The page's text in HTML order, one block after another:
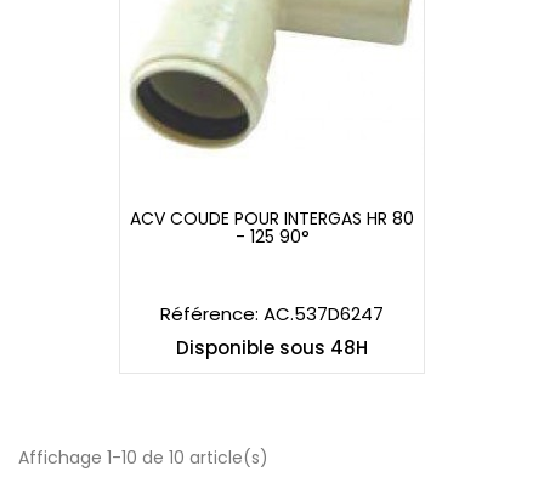
ACV COUDE POUR INTERGAS HR 80
- 125 90°
Référence: AC.537D6247
Disponible sous 48H
Affichage 1-10 de 10 article(s)